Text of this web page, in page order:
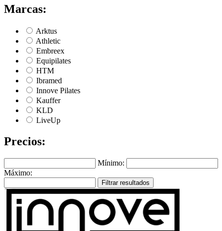
Marcas:
Arktus
Athletic
Embreex
Equipilates
HTM
Ibramed
Innove Pilates
Kauffer
KLD
LiveUp
Precios:
Mínimo:
Máximo:
Filtrar resultados